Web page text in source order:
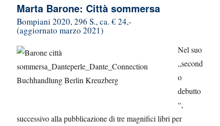
Marta Barone: Città sommersa
Bompiani 2020, 296 S., ca. € 24,-
(aggiornato marzo 2021)
Nel suo
„second
o
debutto
“,
successivo alla pubblicazione di tre magnifici libri per